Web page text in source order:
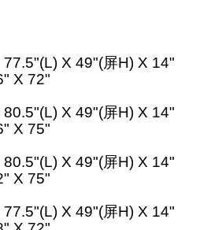
77.5"(L) X 49"(屏H) X 14"
X 72"
80.5"(L) X 49"(屏H) X 14"
X 75"
80.5"(L) X 49"(屏H) X 14"
X 75"
77.5"(L) X 49"(屏H) X 14"